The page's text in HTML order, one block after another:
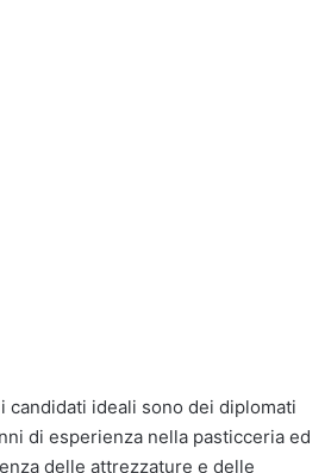
candidati ideali sono dei diplomati
di esperienza nella pasticceria ed
delle attrezzature e delle